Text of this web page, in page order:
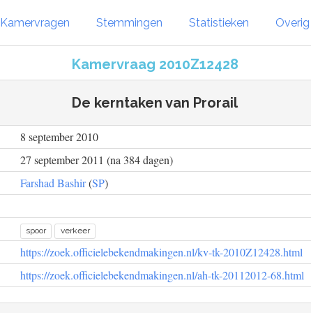
Kamervragen Stemmingen Statistieken
Kamervraag 2010Z12428
De kerntaken van Prorail
8 september 2010
27 september 2011 (na 384 dagen)
Farshad Bashir(SP)
spoor verkeer
https://zoek.officielebekendmakingen.nl/kv-tk-2010Z12428.html
https://zoek.officielebekendmakingen.nl/ah-tk-20112012-68.html